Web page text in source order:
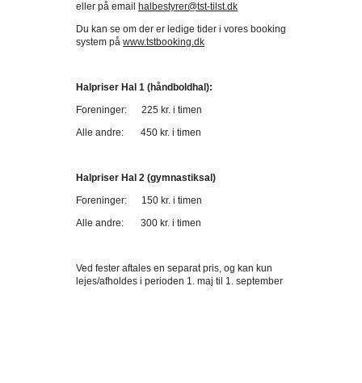
eller på email
halbestyrer@tst-tilst.dk
Du kan se om der er ledige tider i vores booking
system på www.tstbooking.dk
Halpriser Hal 1 (håndboldhal):
Foreninger: 225 kr. i timen
Alle andre: 450 kr. i timen
Halpriser Hal 2 (gymnastiksal)
Foreninger: 150 kr. i timen
Alle andre: 300 kr. i timen
Ved fester aftales en separat pris, og kan kun
lejes/afholdes i perioden 1. maj til 1. september